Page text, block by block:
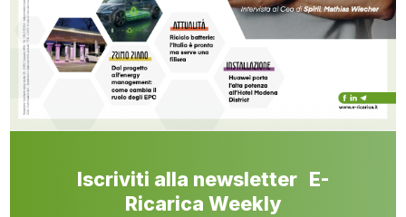
Iscriviti alla newsletter E-
Ricarica Weekly